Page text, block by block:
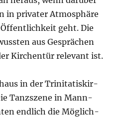
in pri­va­ter Atmo­sphä­re
geht. Die
aus Gesprä­chen
Kir­chen­tür rele­vant ist.
in der Tri­ni­ta­tis­kir­
Tanz­sze­ne in Mann­
end­lich die Mög­lich­